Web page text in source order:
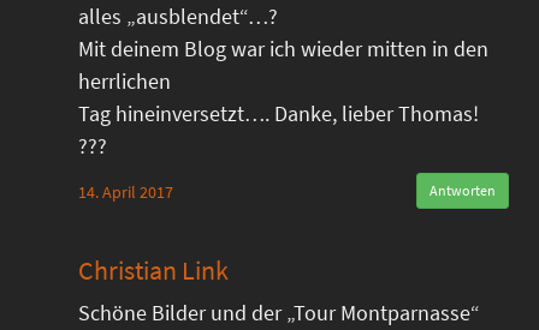
alles „ausblendet“…?
Mit deinem Blog war ich wieder mitten in den
herrlichen
Tag hineinversetzt…. Danke, lieber Thomas!
???
14. April 2017 Antworten
Christian Link
Schöne Bilder und der „Tour Montparnasse“